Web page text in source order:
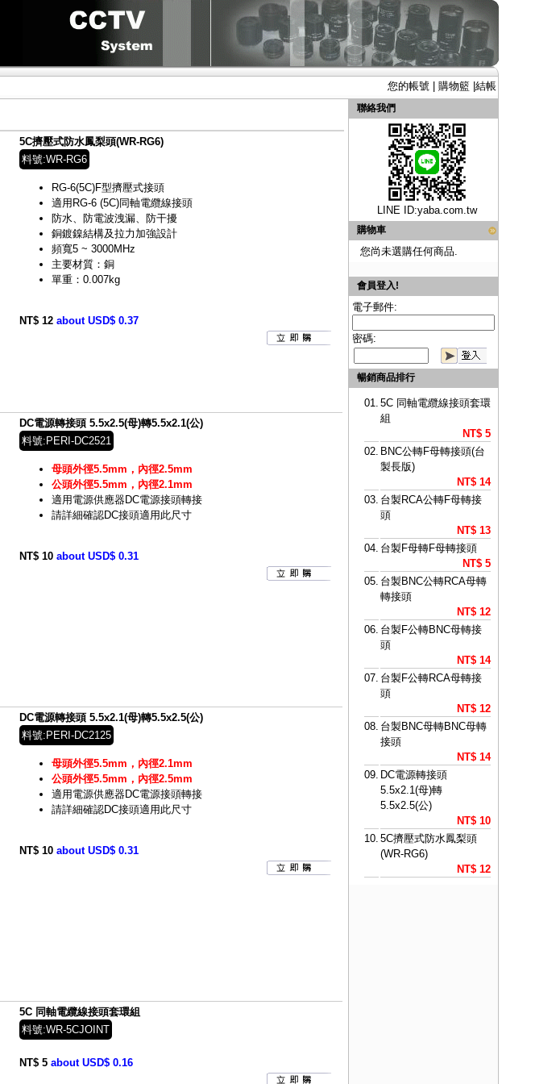
您的帳號| 購物籃| 結帳
5C擠壓式防水鳳梨頭(WR-RG6)
料號:WR-RG6
RG-6(5C)F型擠壓式接頭
適用RG-6 (5C)同軸電纜線接頭
防水、防電波洩漏、防干擾
銅鍍鎳結構及拉力加強設計
頻寬5 ~ 3000MHz
主要材質：銅
單重：0.007kg
NT$ 12 about USD$ 0.37
DC電源轉接頭 5.5x2.5(母)轉5.5x2.1(公)
料號:PERI-DC2521
母頭外徑5.5mm，內徑2.5mm
公頭外徑5.5mm，內徑2.1mm
適用電源供應器DC電源接頭轉接
請詳細確認DC接頭適用此尺寸
NT$ 10 about USD$ 0.31
DC電源轉接頭 5.5x2.1(母)轉5.5x2.5(公)
料號:PERI-DC2125
母頭外徑5.5mm，內徑2.1mm
公頭外徑5.5mm，內徑2.5mm
適用電源供應器DC電源接頭轉接
請詳細確認DC接頭適用此尺寸
NT$ 10 about USD$ 0.31
5C 同軸電纜線接頭套環組
料號:WR-5CJOINT
NT$ 5 about USD$ 0.16
聯絡我們
LINE ID:yaba.com.tw
購物車
您尚未選購任何商品.
會員登入!
電子郵件:
密碼:
暢銷商品排行
01. 5C 同軸電纜線接頭套環
組
NT$ 5
02. BNC公轉F母轉接頭(台
製長版)
NT$ 14
03. 台製RCA公轉F母轉接
頭
NT$ 13
04. 台製F母轉F母轉接頭
NT$ 5
05. 台製BNC公轉RCA母轉
轉接頭
NT$ 12
06. 台製F公轉BNC母轉接
頭
NT$ 14
07. 台製F公轉RCA母轉接
頭
NT$ 12
08. 台製BNC母轉BNC母轉
接頭
NT$ 14
09. DC電源轉接頭
5.5x2.1(母)轉
5.5x2.5(公)
NT$ 10
10. 5C擠壓式防水鳳梨頭
(WR-RG6)
NT$ 12